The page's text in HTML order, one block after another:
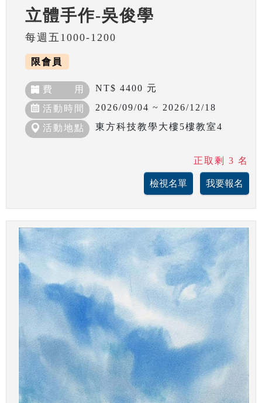
立體手作-吳俊學
每週五1000-1200
限會員
費 用 NT$ 4400 元
活動時間 2026/09/04 ~ 2026/12/18
活動地點 東方科技教學大樓5樓教室4
正取剩 3 名